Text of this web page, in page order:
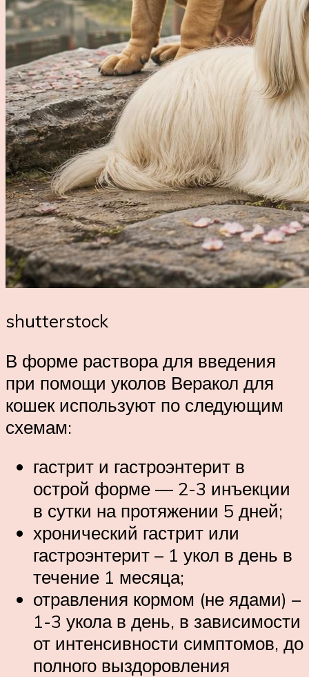
shutterstock
В форме раствора для введения
при помощи уколов Веракол для
кошек используют по следующим
схемам:
гастрит и гастроэнтерит в
острой форме — 2-3 инъекции
в сутки на протяжении 5 дней;
хронический гастрит или
гастроэнтерит – 1 укол в день в
течение 1 месяца;
отравления кормом (не ядами) –
1-3 укола в день, в зависимости
от интенсивности симптомов, до
полного выздоровления